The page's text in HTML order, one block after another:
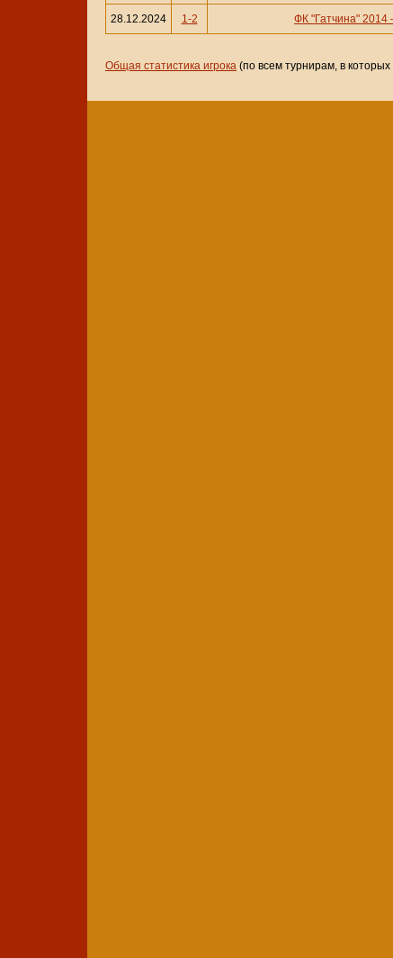
28.12.2024 1-2 ФК "Гатчина" 2014
Общая статистика игрока (по всем турнирам, в